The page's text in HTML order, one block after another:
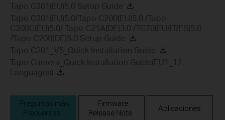
Tapo C201(EU)5.0 Setup Guide
Tapo C201(EU)5.0/Tapo C200(EU)5.0 /Tapo
C200C(EU)5.0/ Tapo C21A(DE)3.0 /TC70(EU/IT/ES)5.0
/Tapo C200(DE)5.0 Setup Guide
Tapo C201_V5_Quick Installation Guide
Tapo Camera_Quick Installation Guide(EU1_12
Languages)
Preguntas más
Frecuentes
Firmware
Release Note
Aplicaciones